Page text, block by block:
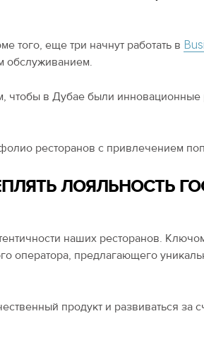
того, еще три начнут работать в
обслуживанием.
чтобы в Дубае были
ресторанов с привлечением
ЛОЯЛЬНОСТЬ
наших ресторанов.
оператора, предлагающего
продукт и развиваться за